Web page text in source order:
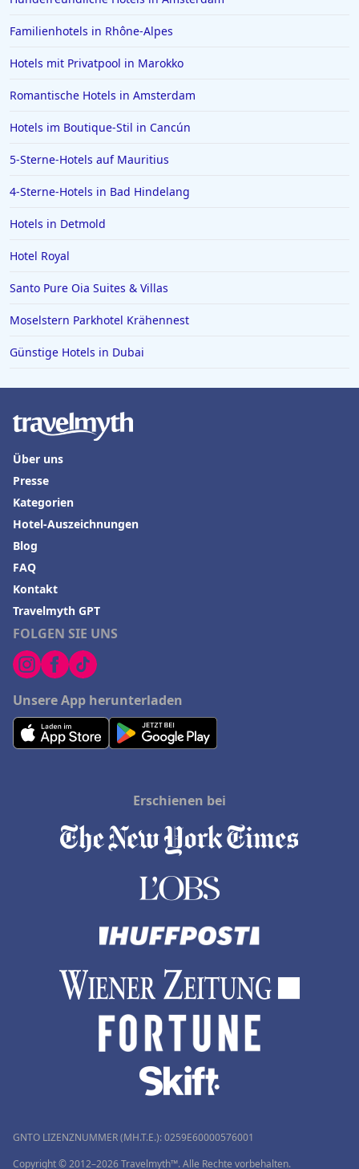
Familienhotels in Rhône-Alpes
Hotels mit Privatpool in Marokko
Romantische Hotels in Amsterdam
Hotels im Boutique-Stil in Cancún
5-Sterne-Hotels auf Mauritius
4-Sterne-Hotels in Bad Hindelang
Hotels in Detmold
Hotel Royal
Santo Pure Oia Suites & Villas
Moselstern Parkhotel Krähennest
Günstige Hotels in Dubai
FOLGEN SIE UNS
Unsere App herunterladen
Über uns
Presse
Kategorien
Hotel-Auszeichnungen
Blog
FAQ
Kontakt
Travelmyth GPT
Erschienen bei
GNTO LIZENZNUMMER (MH.T.E.): 0259Ε60000576001
Copyright © 2012–2026 Travelmyth™. Alle Rechte vorbehalten.